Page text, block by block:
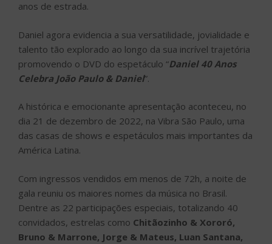
anos de estrada.
Daniel agora evidencia a sua versatilidade, jovialidade e
talento tão explorado ao longo da sua incrível trajetória
promovendo o DVD do espetáculo “Daniel 40 Anos
Celebra João Paulo & Daniel”.
A histórica e emocionante apresentação aconteceu, no
dia 21 de dezembro de 2022, na Vibra São Paulo, uma
das casas de shows e espetáculos mais importantes da
América Latina.
Com ingressos vendidos em menos de 72h, a noite de
gala reuniu os maiores nomes da música no Brasil.
Dentre as 22 participações especiais, totalizando 40
convidados, estrelas como Chitãozinho & Xororó,
Bruno & Marrone, Jorge & Mateus, Luan Santana,